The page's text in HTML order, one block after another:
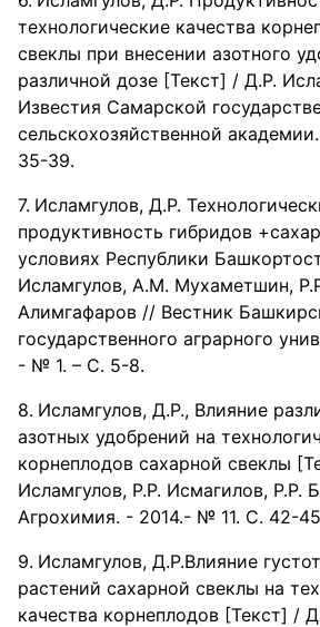
технологические качества
свеклы при внесении азотного
различной дозе [Текст] / Д.Р.
Известия Самарской
сельскохозяйственной
35-39.
Исламгулов, Д.Р.
продуктивность гибридов
условиях Республики
Исламгулов, А.М. Мухаметшин,
Алимгафаров // Вестник
государственного аграрного
- № 1. – С. 5-8.
Исламгулов, Д.Р., Влияние
азотных удобрений на
корнеплодов сахарной свеклы
Исламгулов, Р.Р. Исмагилов, Р.Р.
Агрохимия. - 2014.- № 11. С. 42-
Исламгулов, Д.Р.Влияние
растений сахарной свеклы на
качества корнеплодов [Текст] /